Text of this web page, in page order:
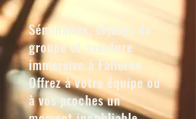
Séminaires, séjours de
groupe et aventure
immersive à Falleron
Offrez à votre équipe ou
à vos proches un